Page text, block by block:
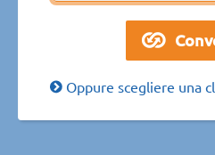
Oppure scegliere una